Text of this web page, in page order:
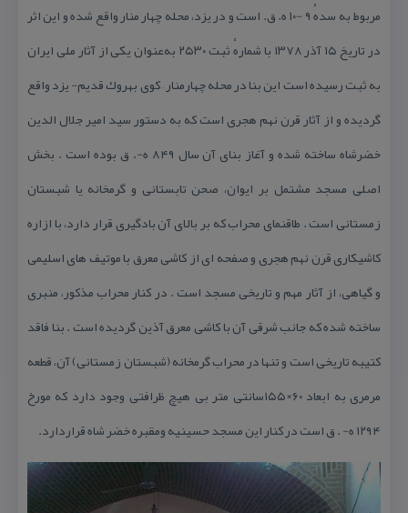
مربوط به سدهٔ ۹ -۱۰ ه. ق. است و در یزد، محله چهار منار واقع شده و این اثر
در تاریخ ۱۵ آذر ۱۳۷۸ با شمارهٔ ثبت ۲۵۳۰ به‌عنوان یكی از آثار ملی ایران
به ثبت رسیده است این بنا در محله چهارمنار – كوی بهروك قدیم- یزد واقع
گردیده و از آثار قرن نهم هجری است كه به دستور سید امیر جلال الدین
خضرشاه ساخته شده و آغاز بنای آن سال ۸۴۹ ه-. ق بوده است . بخش
اصلی مسجد مشتمل بر ایوان، صحن تابستانی و گرمخانه یا شبستان
زمستانی است . طاقنمای محراب كه بر بالای آن بادگیری قرار دارد، با ازاره
كاشیكاری قرن نهم هجری و صفحه ای از كاشی معرق با موتیف های اسلیمی
و گیاهی، از آثار مهم و تاریخی مسجد است . در كنار محراب مذكور، منبری
ساخته شده كه جانب شرقی آن با كاشی معرق آذین گردیده است . بنا فاقد
كتیبه تاریخی است و تنها در محراب گرمخانه (شبستان زمستانی) آن، قطعه
مرمری به ابعاد ۶۰×۱۵۵سانتی متر بی هیچ ظرافتی وجود دارد كه مورخ
۱۲۹۴ ه- . ق است در كنار این مسجد حسینیه ومقبره خضر شاه قراردارد.